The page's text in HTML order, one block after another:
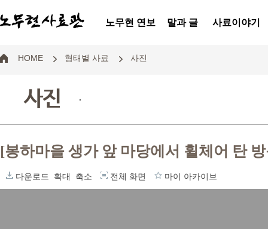
노무현 연보 말과 글 사료이야기
HOME 형태별 사료 사진
사진 .
[봉하마을 생가 앞 마당에서 휠체어 탄
다운로드 확대 축소 전체 화면 마이 아카이브